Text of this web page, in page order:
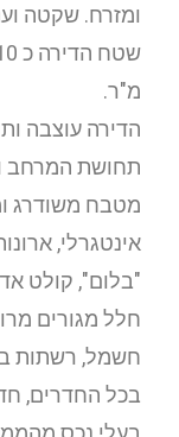
ומזרח. שקטה
מ"ר.
הדירה עוצבה
תחושת המרחב
מטבח משודרג
אינטגרלי,
"בלום", קולט
חלל מגורים
חשמל, רשתות
בכל החדרים,